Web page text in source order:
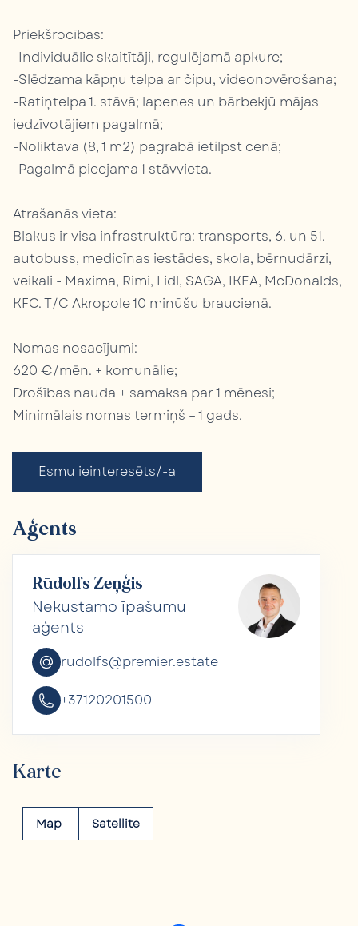
Priekšrocības:
-Individuālie skaitītāji, regulējamā apkure;
-Slēdzama kāpņu telpa ar čipu, videonovērošana;
-Ratiņtelpa 1. stāvā; lapenes un bārbekjū mājas
iedzīvotājiem pagalmā;
-Noliktava (8, 1 m2) pagrabā ietilpst cenā;
-Pagalmā pieejama 1 stāvvieta.
Atrašanās vieta:
Blakus ir visa infrastruktūra: transports, 6. un 51.
autobuss, medicīnas iestādes, skola, bērnudārzi,
veikali - Maxima, Rimi, Lidl, SAGA, IKEA, McDonalds,
KFC. T/C Akropole 10 minūšu braucienā.
Nomas nosacījumi:
620 €/mēn. + komunālie;
Drošības nauda + samaksa par 1 mēnesi;
Minimālais nomas termiņš – 1 gads.
Esmu ieinteresēts/-a
Aģents
Rūdolfs Zeņģis
Nekustamo īpašumu
aģents
rudolfs@premier.estate
+37120201500
Karte
Map Satellite